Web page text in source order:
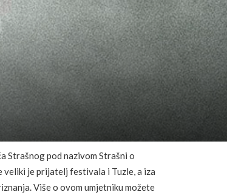
Strašnog pod nazivom Strašni o
je prijatelj festivala i Tuzle, a iza
Više o ovom umjetniku možete